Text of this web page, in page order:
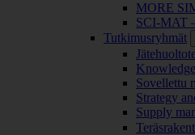
MORE
SCI-MAT
Tutkimusryhmät
Sovellettu
Strategy
Supply